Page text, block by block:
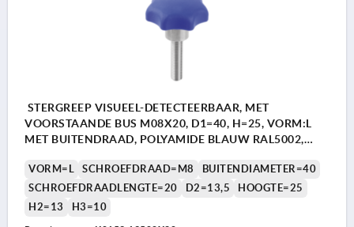
STERGREEP VISUEEL-DETECTEERBAAR, MET
VOORSTAANDE BUS M08X20, D1=40, H=25, VORM:L
MET BUITENDRAAD, POLYAMIDE BLAUW RAL5002,
VORM=L SCHROEFDRAAD=M8
BUITENDIAMETER=40
SCHROEFDRAADLENGTE=20
D2=13,5
HOOGTE=25
H2=13
H3=10